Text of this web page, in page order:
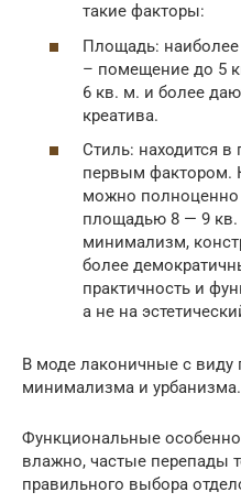
такие факторы:
Площадь:
– помещение до 5
6 кв. м. и более
креатива.
Стиль: находится
первым фактором.
можно
площадью 8 — 9
минимализм,
более
практичность и
а не на
В моде лаконичные с виду
минимализма и урбанизма.
Функциональные
влажно, частые перепады
правильного выбора